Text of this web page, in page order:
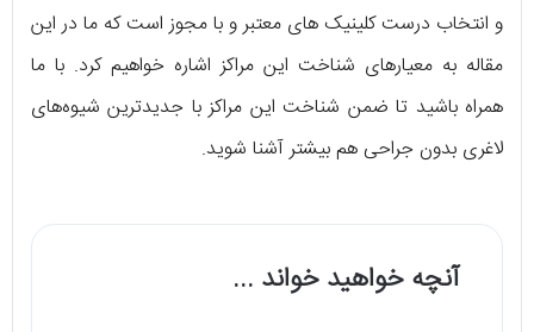
و انتخاب درست کلینیک های معتبر و با مجوز است که ما در این
مقاله به معیارهای شناخت این مراکز اشاره خواهیم کرد. با ما
همراه باشید تا ضمن شناخت این مراکز با جدیدترین شیوه‌های
لاغری بدون جراحی هم بیشتر آشنا شوید.
آنچه خواهید خواند ...